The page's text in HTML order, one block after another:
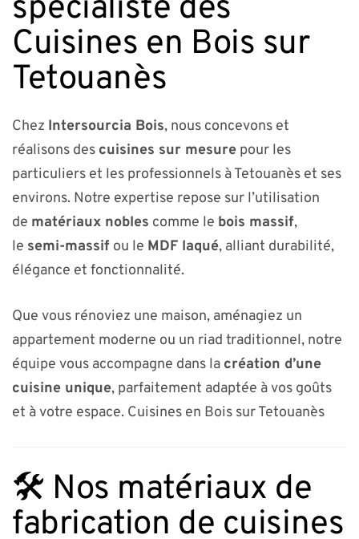
spécialiste des
Cuisines en Bois sur
Tetouanès
Chez Intersourcia Bois, nous concevons et
réalisons des cuisines sur mesure pour les
particuliers et les professionnels à Tetouanès et ses
environs. Notre expertise repose sur l’utilisation
de matériaux nobles comme le bois massif,
le semi-massif ou le MDF laqué, alliant durabilité,
élégance et fonctionnalité.
Que vous rénoviez une maison, aménagiez un
appartement moderne ou un riad traditionnel, notre
équipe vous accompagne dans la création d’une
cuisine unique, parfaitement adaptée à vos goûts
et à votre espace. Cuisines en Bois sur Tetouanès
🛠️ Nos matériaux de
fabrication de cuisines